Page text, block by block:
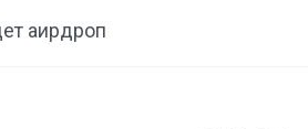
аирдроп